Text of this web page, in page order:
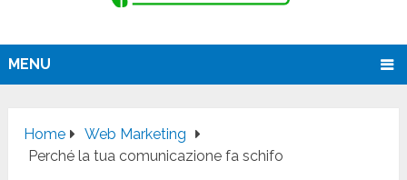
MENU
Home
Web Marketing
Perché la tua comunicazione fa schifo